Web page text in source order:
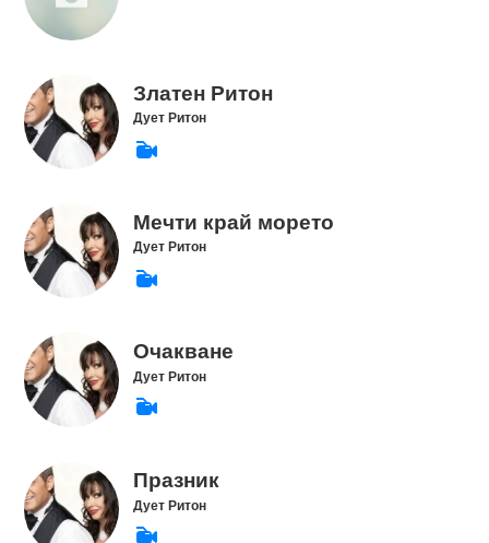
Златен Ритон
Дует Ритон
Мечти край морето
Дует Ритон
Очакване
Дует Ритон
Празник
Дует Ритон